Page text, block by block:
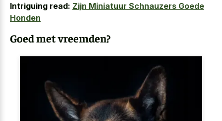
Intriguing read: Zijn Miniatuur Schnauzers Goede
Honden
Goed met vreemden?